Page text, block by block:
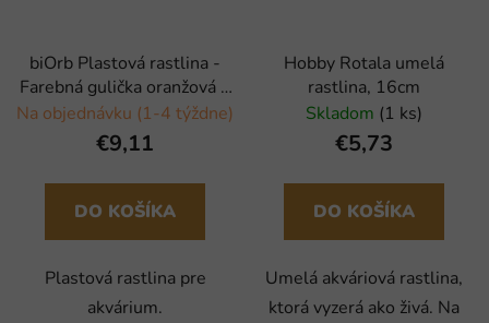
biOrb Plastová rastlina -
Farebná gulička oranžová 9
cm
Na objednávku (1-4 týždne)
€9,11
DO KOŠÍKA
Plastová rastlina pre
akvárium.
Hobby Rotala umelá
rastlina, 16cm
Skladom (1 ks)
€5,73
DO KOŠÍKA
Umelá akváriová rastlina,
ktorá vyzerá ako živá. Na